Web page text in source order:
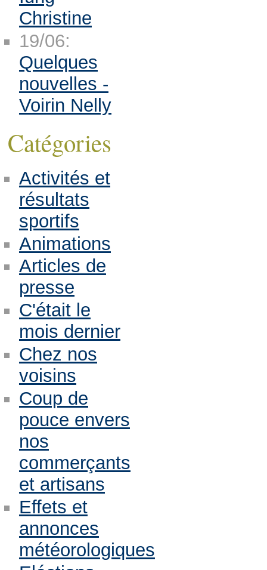
Christine
19/06:
Quelques
nouvelles -
Voirin Nelly
Catégories
Activités et
résultats
sportifs
Animations
Articles de
presse
C'était le
mois dernier
Chez nos
voisins
Coup de
pouce envers
nos
commerçants
et artisans
Effets et
annonces
météorologiques